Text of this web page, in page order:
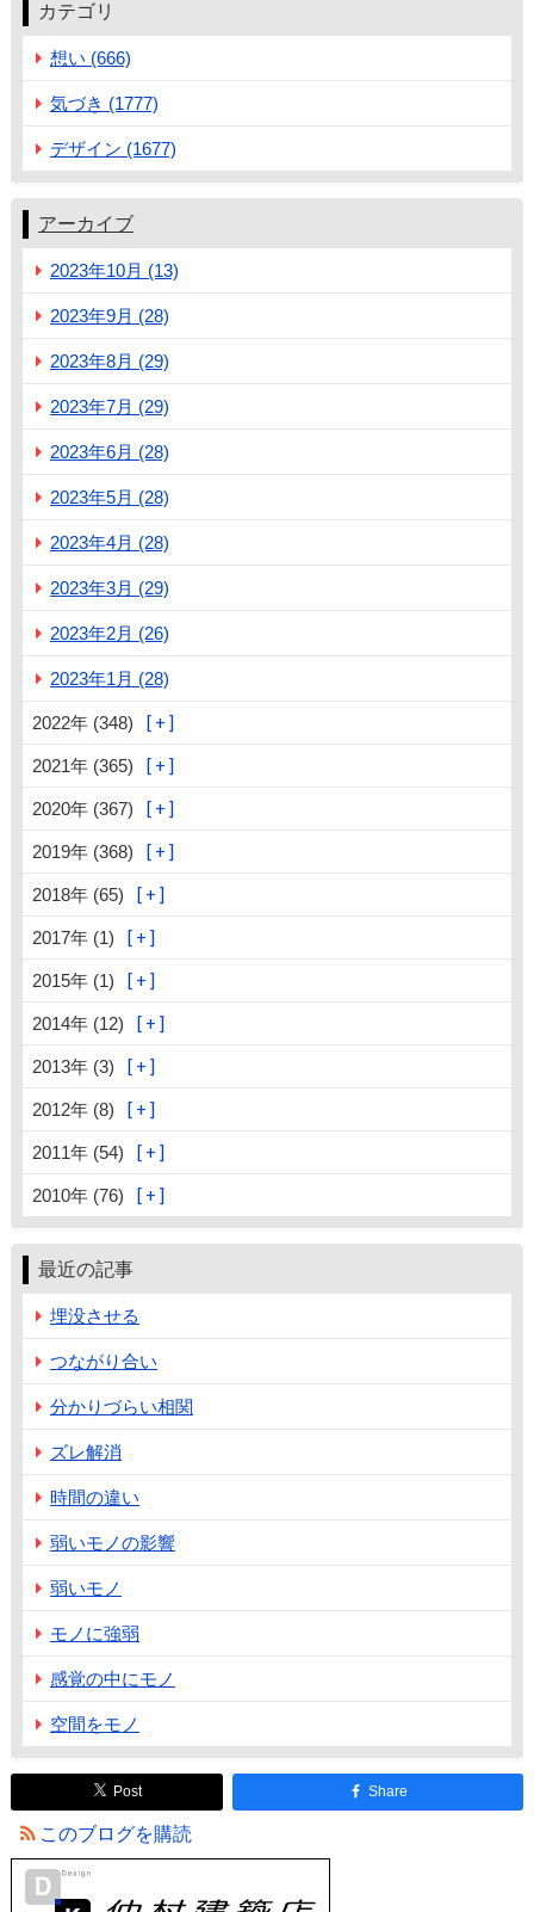
カテゴリ
想い (666)
気づき (1777)
デザイン (1677)
アーカイブ
2023年10月 (13)
2023年9月 (28)
2023年8月 (29)
2023年7月 (29)
2023年6月 (28)
2023年5月 (28)
2023年4月 (28)
2023年3月 (29)
2023年2月 (26)
2023年1月 (28)
2022年 (348)
2021年 (365)
2020年 (367)
2019年 (368)
2018年 (65)
2017年 (1)
2015年 (1)
2014年 (12)
2013年 (3)
2012年 (8)
2011年 (54)
2010年 (76)
最近の記事
埋没させる
つながり合い
分かりづらい相関
ズレ解消
時間の違い
弱いモノの影響
弱いモノ
モノに強弱
感覚の中にモノ
空間をモノ
Post Share
このブログを購読